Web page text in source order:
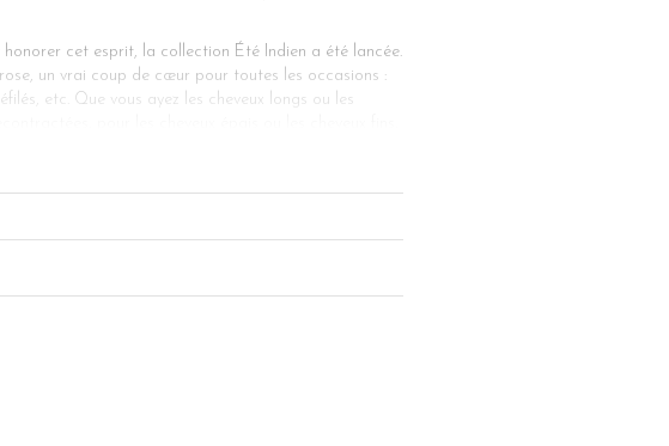
cet esprit, la collection Été Indien a été lancée.
un vrai coup de cœur pour toutes les occasions :
etc. Que vous ayez les cheveux longs ou les
bohème et fantaisie à votre look capillaire.
une fixation solide sans abîmer vos cheveux. Leur
pour cheveux peut également être porté
peaufiner votre look avec style ! Avec cet accessoire
à votre créativité en l’utilisant pour attacher votre
tels que les barrettes, les pics à chignon, les
pour les filles comme les bagues, les boucles
idées de coiffures ? Rendez-vous dans l’une de nos
donnerons les renseignements sur la coloration, le